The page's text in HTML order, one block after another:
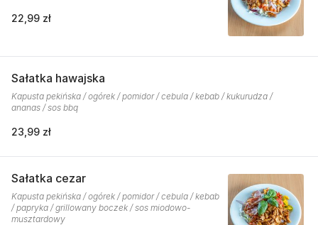
22,99 zł
Sałatka hawajska
Kapusta pekińska / ogórek / pomidor / cebula / kebab / kukurudza /
ananas / sos bbq
23,99 zł
Sałatka cezar
Kapusta pekińska / ogórek / pomidor / cebula / kebab
/ papryka / grillowany boczek / sos miodowo-
musztardowy